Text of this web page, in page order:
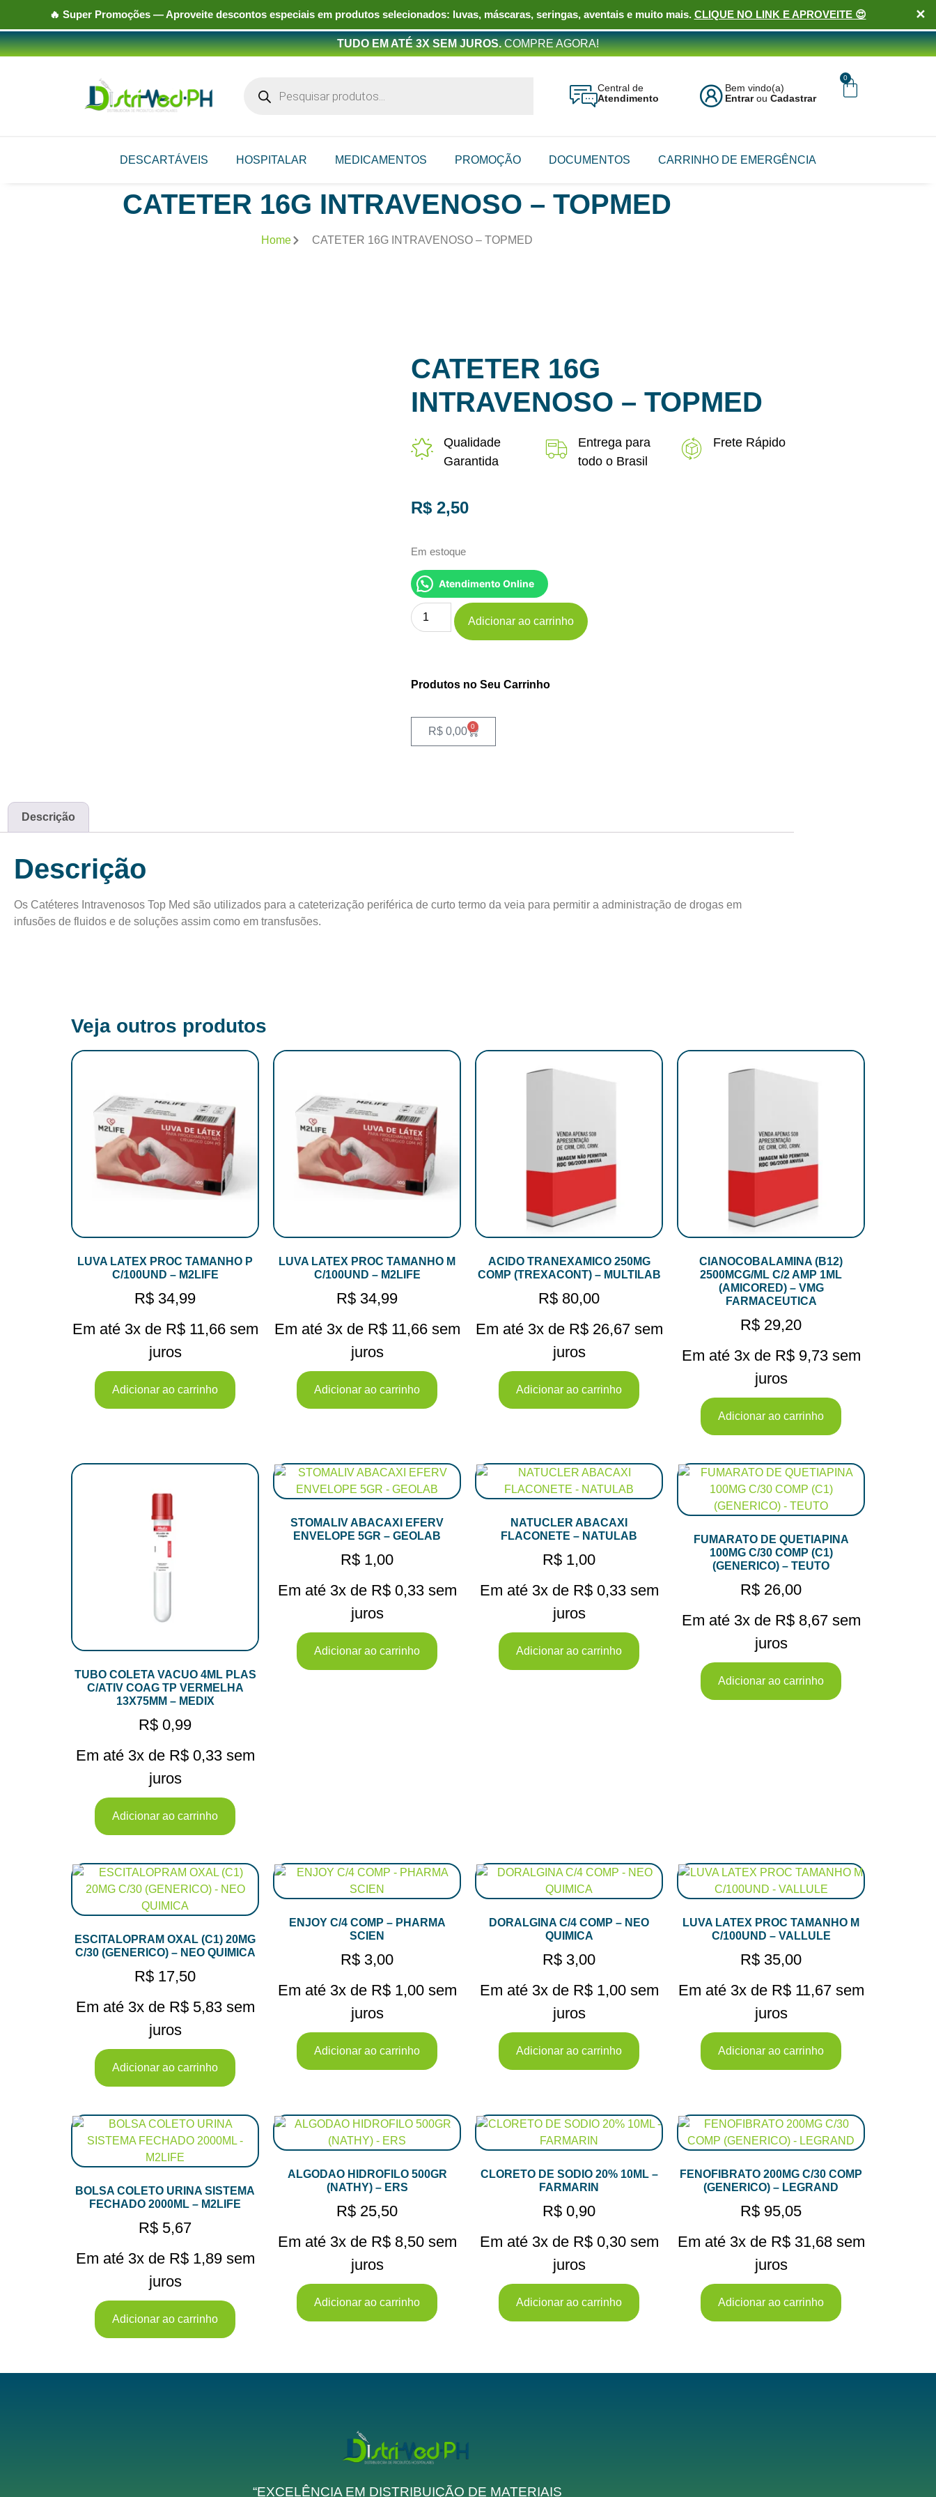
🔥 Super Promoções— Aproveite descontos especiais em produtos selecionados: luvas, máscaras, seringas, aventais e muito mais. CLIQUE NO LINK E APROVEITE 😍 ✕
TUDO EM ATÉ 3X SEM JUROS.COMPRE AGORA!
Central de
Atendimento
Bem vindo(a)
EntrarouCadastrar
0
DESCARTÁVEIS HOSPITALAR MEDICAMENTOS PROMOÇÃO DOCUMENTOS CARRINHO DE EMERGÊNCIA
CATETER 16G INTRAVENOSO – TOPMED
Home CATETER 16G INTRAVENOSO – TOPMED
CATETER 16G
INTRAVENOSO – TOPMED
Qualidade
Garantida
Entrega para
todo o Brasil
Frete Rápido
R$ 2,50
Em estoque
Atendimento Online
Adicionar ao carrinho
Produtos no Seu Carrinho
R$ 0,00 0
Descrição
Descrição
Os Catéteres Intravenosos Top Med são utilizados para a cateterização periférica de curto termo da veia para permitir a administração de drogas em
infusões de fluidos e de soluções assim como em transfusões.
Veja outros produtos
LUVA LATEX PROC TAMANHO P
C/100UND – M2LIFE
R$ 34,99
Em até 3x de R$11,66 sem
juros
Adicionar ao carrinho
LUVA LATEX PROC TAMANHO M
C/100UND – M2LIFE
R$ 34,99
Em até 3x de R$11,66 sem
juros
Adicionar ao carrinho
ACIDO TRANEXAMICO 250MG
COMP (TREXACONT) – MULTILAB
R$ 80,00
Em até 3x de R$26,67 sem
juros
Adicionar ao carrinho
CIANOCOBALAMINA (B12)
2500MCG/ML C/2 AMP 1ML
(AMICORED) – VMG
FARMACEUTICA
R$ 29,20
Em até 3x de R$9,73 sem
juros
Adicionar ao carrinho
TUBO COLETA VACUO 4ML PLAS
C/ATIV COAG TP VERMELHA
13X75MM – MEDIX
R$ 0,99
Em até 3x de R$0,33 sem
juros
Adicionar ao carrinho
STOMALIV ABACAXI EFERV
ENVELOPE 5GR – GEOLAB
R$ 1,00
Em até 3x de R$0,33 sem
juros
Adicionar ao carrinho
NATUCLER ABACAXI
FLACONETE – NATULAB
R$ 1,00
Em até 3x de R$0,33 sem
juros
Adicionar ao carrinho
FUMARATO DE QUETIAPINA
100MG C/30 COMP (C1)
(GENERICO) – TEUTO
R$ 26,00
Em até 3x de R$8,67 sem
juros
Adicionar ao carrinho
ESCITALOPRAM OXAL (C1) 20MG
C/30 (GENERICO) – NEO QUIMICA
R$ 17,50
Em até 3x de R$5,83 sem
juros
Adicionar ao carrinho
ENJOY C/4 COMP – PHARMA
SCIEN
R$ 3,00
Em até 3x de R$1,00 sem
juros
Adicionar ao carrinho
DORALGINA C/4 COMP – NEO
QUIMICA
R$ 3,00
Em até 3x de R$1,00 sem
juros
Adicionar ao carrinho
LUVA LATEX PROC TAMANHO M
C/100UND – VALLULE
R$ 35,00
Em até 3x de R$11,67 sem
juros
Adicionar ao carrinho
BOLSA COLETO URINA SISTEMA
FECHADO 2000ML – M2LIFE
R$ 5,67
Em até 3x de R$1,89 sem
juros
Adicionar ao carrinho
ALGODAO HIDROFILO 500GR
(NATHY) – ERS
R$ 25,50
Em até 3x de R$8,50 sem
juros
Adicionar ao carrinho
CLORETO DE SODIO 20% 10ML –
FARMARIN
R$ 0,90
Em até 3x de R$0,30 sem
juros
Adicionar ao carrinho
FENOFIBRATO 200MG C/30 COMP
(GENERICO) – LEGRAND
R$ 95,05
Em até 3x de R$31,68 sem
juros
Adicionar ao carrinho
“EXCELÊNCIA EM DISTRIBUIÇÃO DE MATERIAIS